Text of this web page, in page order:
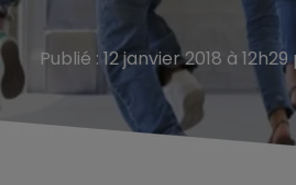
Publié : 12 janvier 2018 à